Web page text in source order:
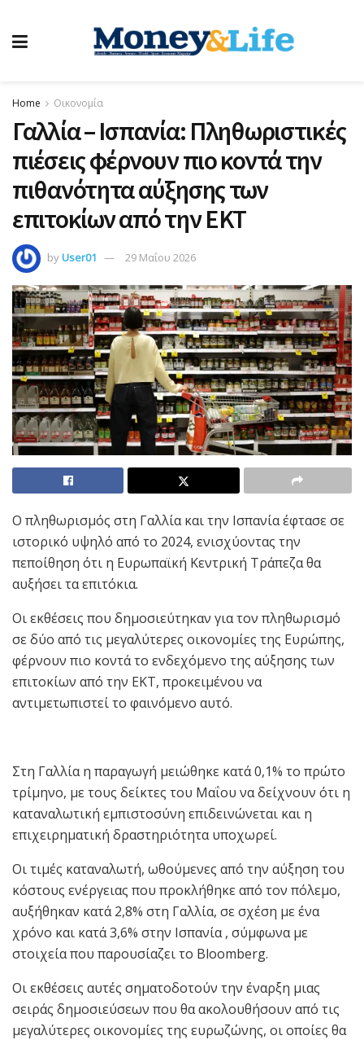
Home Οικονομία
Γαλλία – Ισπανία: Πληθωριστικές
πιέσεις φέρνουν πιο κοντά την
πιθανότητα αύξησης των
επιτοκίων από την ΕΚΤ
byUser01 29 Μαΐου 2026
Ο πληθωρισμός στη Γαλλία και την Ισπανία έφτασε σε
ιστορικό υψηλό από το 2024, ενισχύοντας την
πεποίθηση ότι η Ευρωπαϊκή Κεντρική Τράπεζα θα
αυξήσει τα επιτόκια.
Οι εκθέσεις που δημοσιεύτηκαν για τον πληθωρισμό
σε δύο από τις μεγαλύτερες οικονομίες της Ευρώπης,
φέρνουν πιο κοντά το ενδεχόμενο της αύξησης των
επιτοκίων από την ΕΚΤ, προκειμένου να
αντιμετωπιστεί το φαινόμενο αυτό.
Στη Γαλλία η παραγωγή μειώθηκε κατά 0,1% το πρώτο
τρίμηνο, με τους δείκτες του Μαΐου να δείχνουν ότι η
καταναλωτική εμπιστοσύνη επιδεινώνεται και η
επιχειρηματική δραστηριότητα υποχωρεί.
Οι τιμές καταναλωτή, ωθούμενες από την αύξηση του
κόστους ενέργειας που προκλήθηκε από τον πόλεμο,
αυξήθηκαν κατά 2,8% στη Γαλλία, σε σχέση με ένα
χρόνο και κατά 3,6% στην Ισπανία , σύμφωνα με
στοιχεία που παρουσίαζει το Bloomberg.
Οι εκθέσεις αυτές σηματοδοτούν την έναρξη μιας
σειράς δημοσιεύσεων που θα ακολουθήσουν από τις
μεγαλύτερες οικονομίες της ευρωζώνης, οι οποίες θα